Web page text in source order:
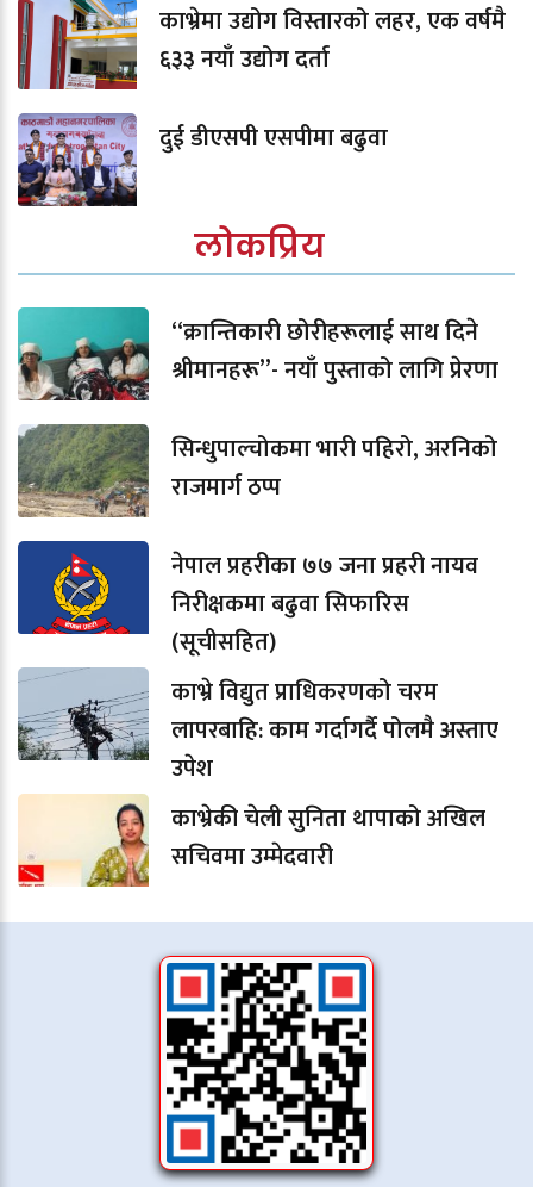
काभ्रेमा उद्योग विस्तारको लहर, एक वर्षमै
६३३ नयाँ उद्योग दर्ता
दुई डीएसपी एसपीमा बढुवा
लोकप्रिय
“क्रान्तिकारी छोरीहरूलाई साथ दिने
श्रीमानहरू”- नयाँ पुस्ताको लागि प्रेरणा
सिन्धुपाल्चोकमा भारी पहिरो, अरनिको
राजमार्ग ठप्प
नेपाल प्रहरीका ७७ जना प्रहरी नायव
निरीक्षकमा बढुवा सिफारिस
(सूचीसहित)
काभ्रे विद्युत प्राधिकरणको चरम
लापरबाहि: काम गर्दागर्दै पोलमै अस्ताए
उपेश
काभ्रेकी चेली सुनिता थापाको अखिल
सचिवमा उम्मेदवारी